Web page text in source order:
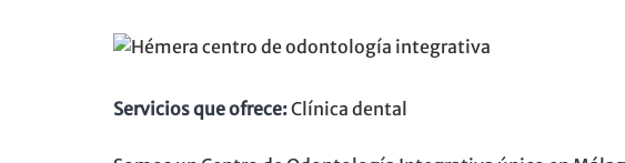
Servicios que ofrece:Clínica dental